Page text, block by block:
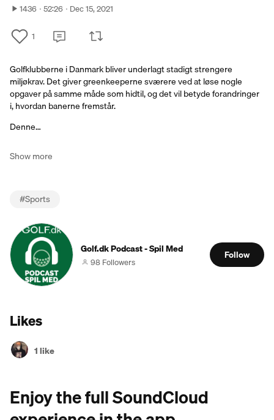
1436 52:26 Dec 15, 2021
1
Golfklubberne i Danmark bliver underlagt stadigt strengere
miljøkrav. Det giver greenkeeperne sværere ved at løse nogle
opgaver på samme måde som hidtil, og det vil betyde forandringer
i, hvordan banerne fremstår.
Denne…
Show more
#Sports
Golf.dk Podcast - Spil Med
98 Followers
Follow
Likes
1 like
Enjoy the full SoundCloud